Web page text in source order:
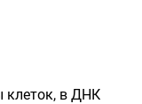
клеток, в ДНК